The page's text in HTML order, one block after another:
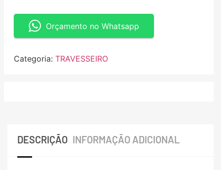
Orçamento no Whatsapp
Categoria: TRAVESSEIRO
DESCRIÇÃO INFORMAÇÃO ADICIONAL